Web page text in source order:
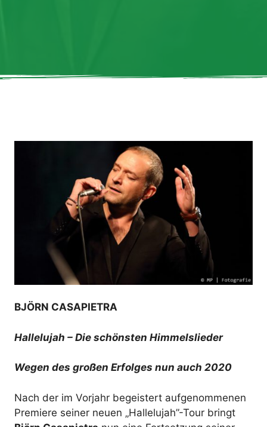
BJÖRN CASAPIETRA
Hallelujah – Die schönsten Himmelslieder
Wegen des großen Erfolges nun auch 2020
Nach der im Vorjahr begeistert aufgenommenen
Premiere seiner neuen „Hallelujah”-Tour bringt